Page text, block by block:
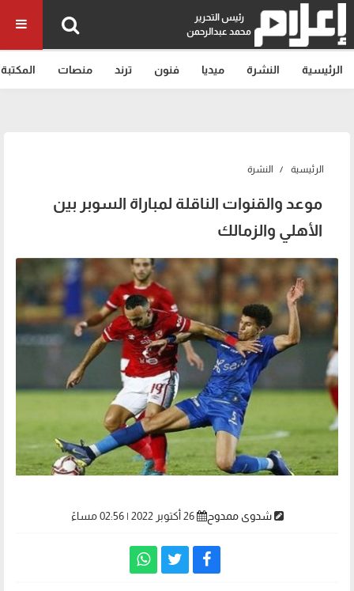
رئيس التحرير
محمد عبدالرحمن
الرئيسية النشرة ميديا فنون ترند منصات المكتبة
الرئيسية النشرة
موعد والقنوات الناقلة لمباراة السوبر بين
الأهلي والزمالك
شدوى ممدوح 26 أكتوبر 2022 | 02:56 مساءً